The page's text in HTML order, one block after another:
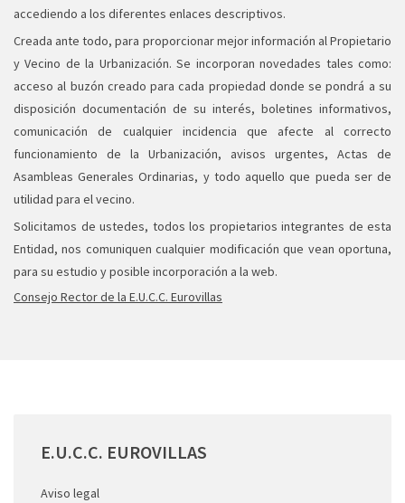
accediendo a los diferentes enlaces descriptivos.
Creada ante todo, para proporcionar mejor información al Propietario
y Vecino de la Urbanización. Se incorporan novedades tales como:
acceso al buzón creado para cada propiedad donde se pondrá a su
disposición documentación de su interés, boletines informativos,
comunicación de cualquier incidencia que afecte al correcto
funcionamiento de la Urbanización, avisos urgentes, Actas de
Asambleas Generales Ordinarias, y todo aquello que pueda ser de
utilidad para el vecino.
Solicitamos de ustedes, todos los propietarios integrantes de esta
Entidad, nos comuniquen cualquier modificación que vean oportuna,
para su estudio y posible incorporación a la web.
Consejo Rector de la E.U.C.C. Eurovillas
E.U.C.C. EUROVILLAS
Aviso legal